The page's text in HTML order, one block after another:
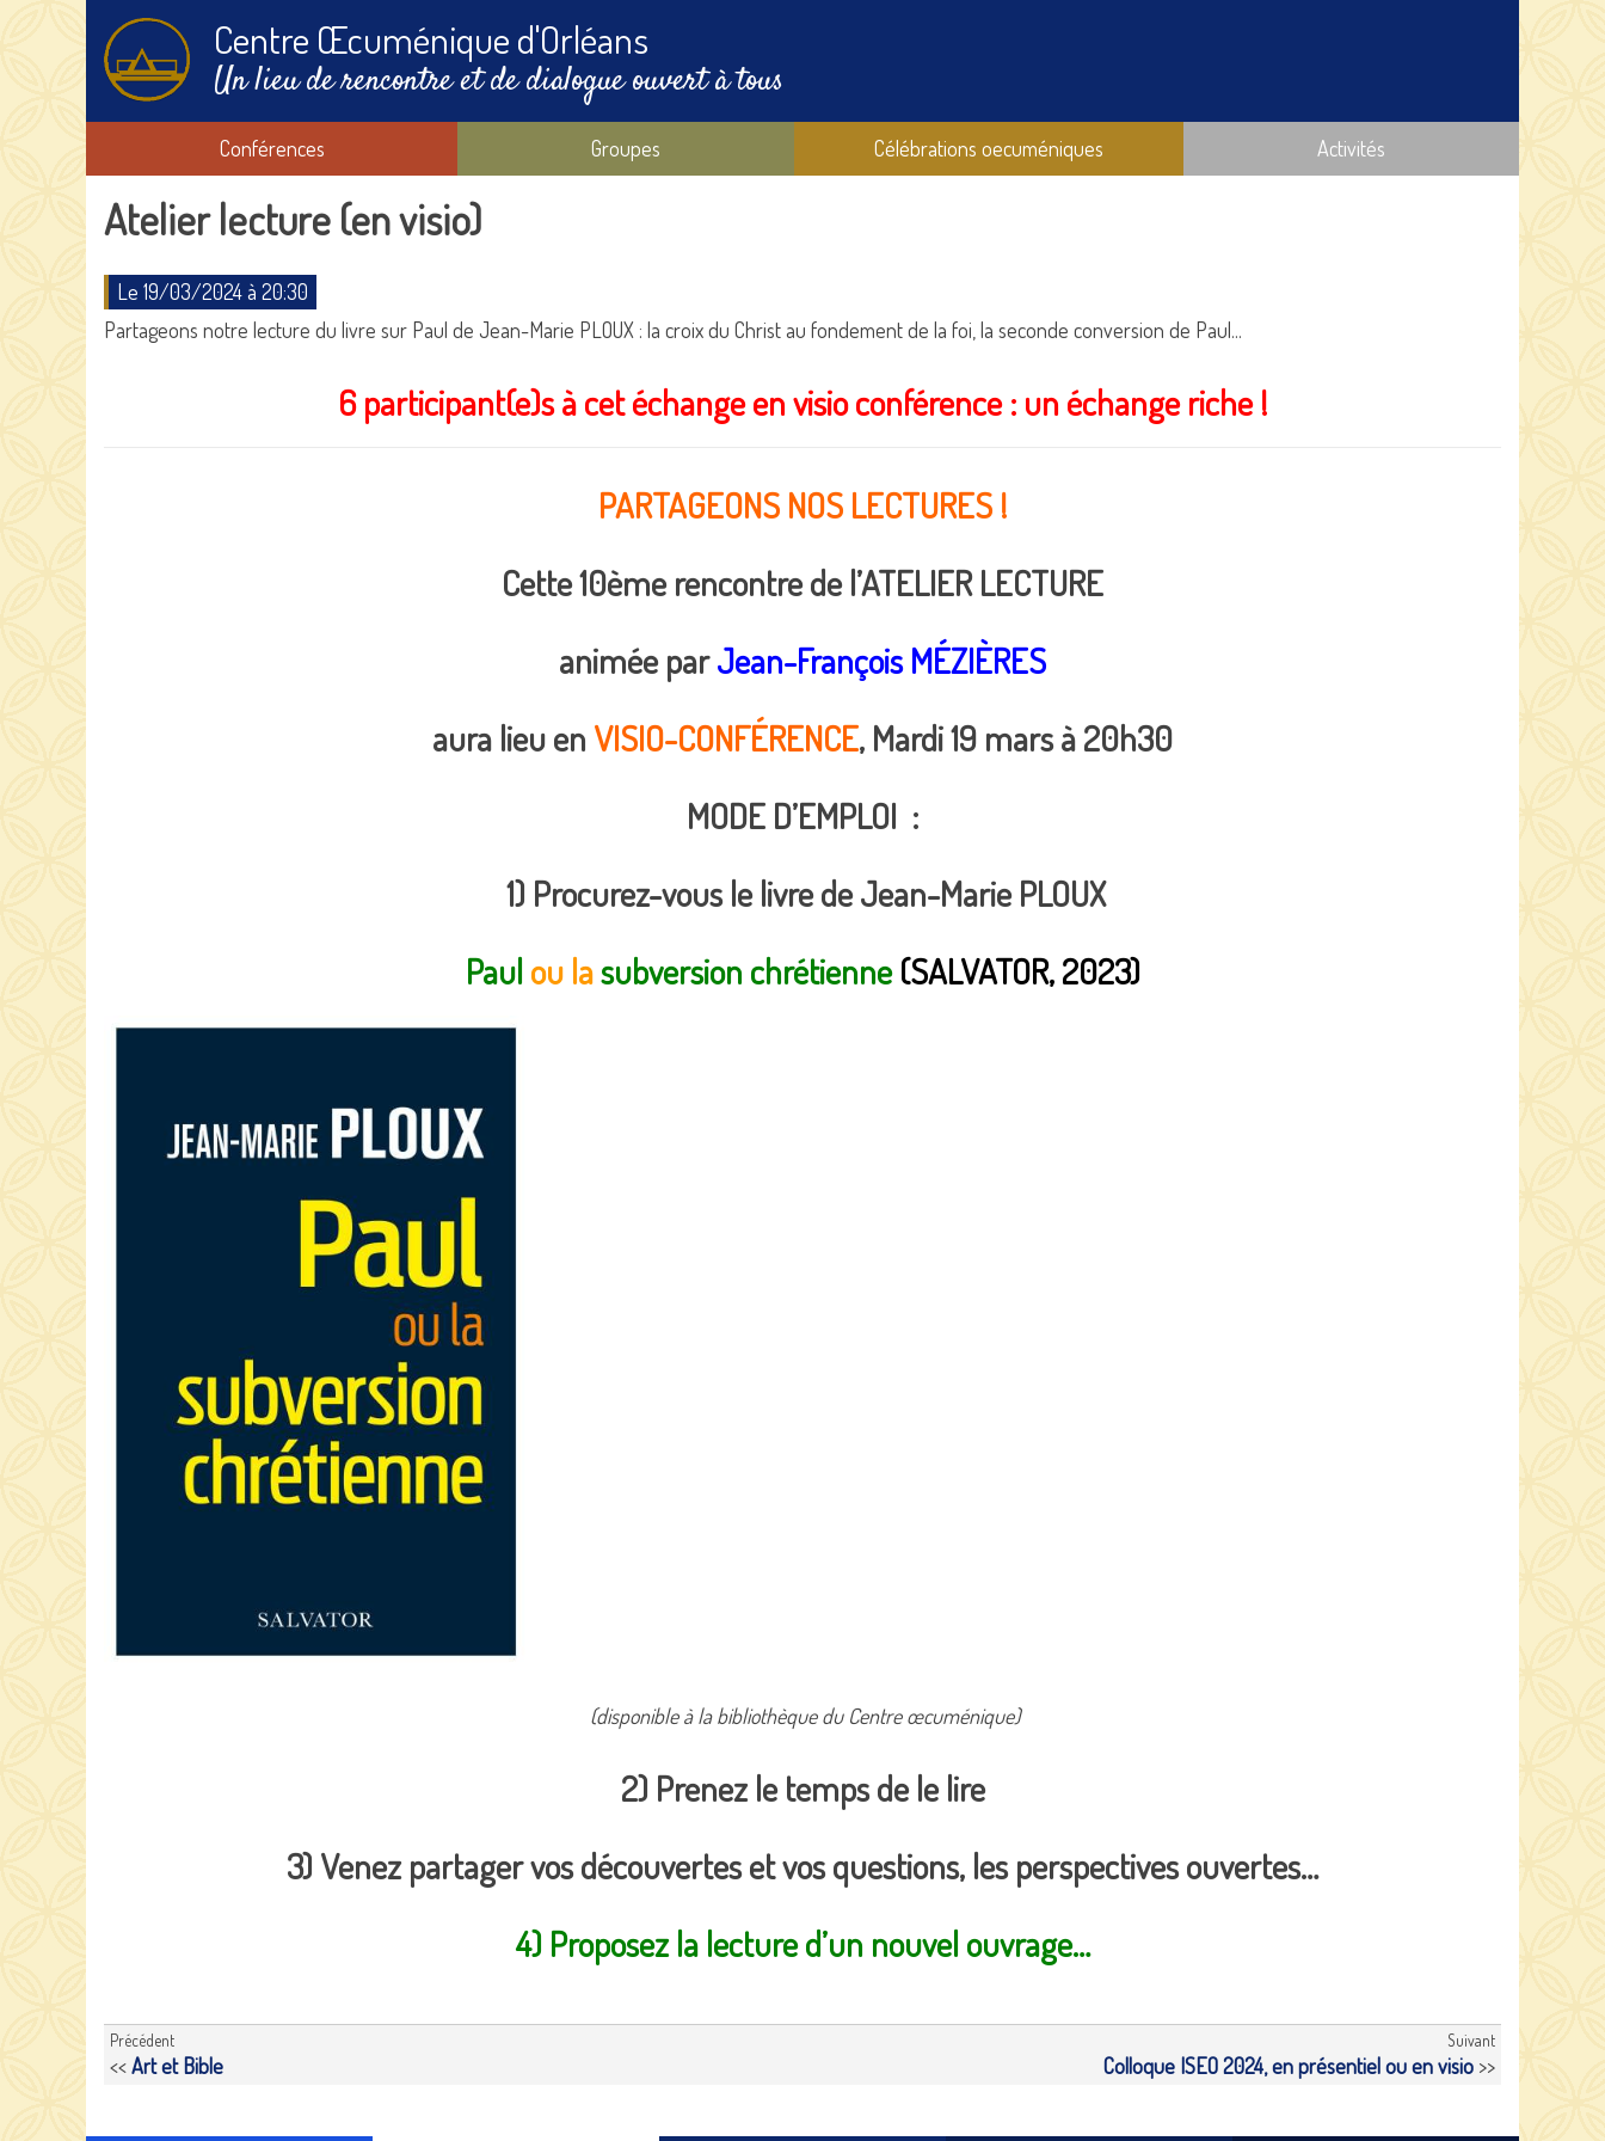
Centre Œcuménique d'Orléans
Un lieu de rencontre et de dialogue ouvert à tous
Conférences Groupes Célébrations oecuméniques Activités
Atelier lecture (en visio)
Le 19/03/2024 à 20:30
Partageons notre lecture du livre sur Paul de Jean-Marie PLOUX : la croix du Christ au fondement de la foi, la seconde conversion de Paul...
6 participant(e)s à cet échange en visio conférence : un échange riche !
PARTAGEONS NOS LECTURES !
Cette 10ème rencontre de l’ATELIER LECTURE
animée parJean-François MÉZIÈRES
aura lieu en VISIO-CONFÉRENCE, Mardi 19 mars à 20h30
MODE D’EMPLOI :
1) Procurez-vous le livre de Jean-Marie PLOUX
Paul ou lasubversion chrétienne(SALVATOR, 2023)
(disponible à la bibliothèque du Centre œcuménique)
2) Prenez le temps de le lire
3) Venez partager vos découvertes et vos questions, les perspectives ouvertes…
4) Proposez la lecture d’un nouvel ouvrage…
Précédent
<<Art et Bible
Suivant
Colloque ISEO 2024, en présentiel ou en visio >>